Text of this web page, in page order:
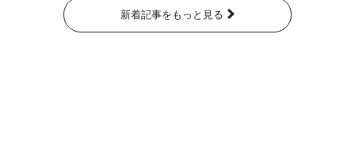
新着記事をもっと見る